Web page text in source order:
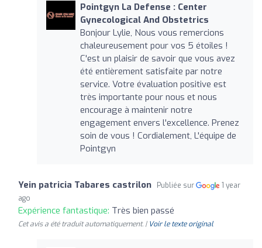
Pointgyn La Defense : Center
Gynecological And Obstetrics
Bonjour Lylie, Nous vous remercions
chaleureusement pour vos 5 étoiles !
C'est un plaisir de savoir que vous avez
été entièrement satisfaite par notre
service. Votre évaluation positive est
très importante pour nous et nous
encourage à maintenir notre
engagement envers l'excellence. Prenez
soin de vous ! Cordialement, L'équipe de
Pointgyn
Yein patricia Tabares castrilon Publiée sur
1 year
ago
Expérience fantastique: Très bien passé
Cet avis a été traduit automatiquement. | Voir le texte original